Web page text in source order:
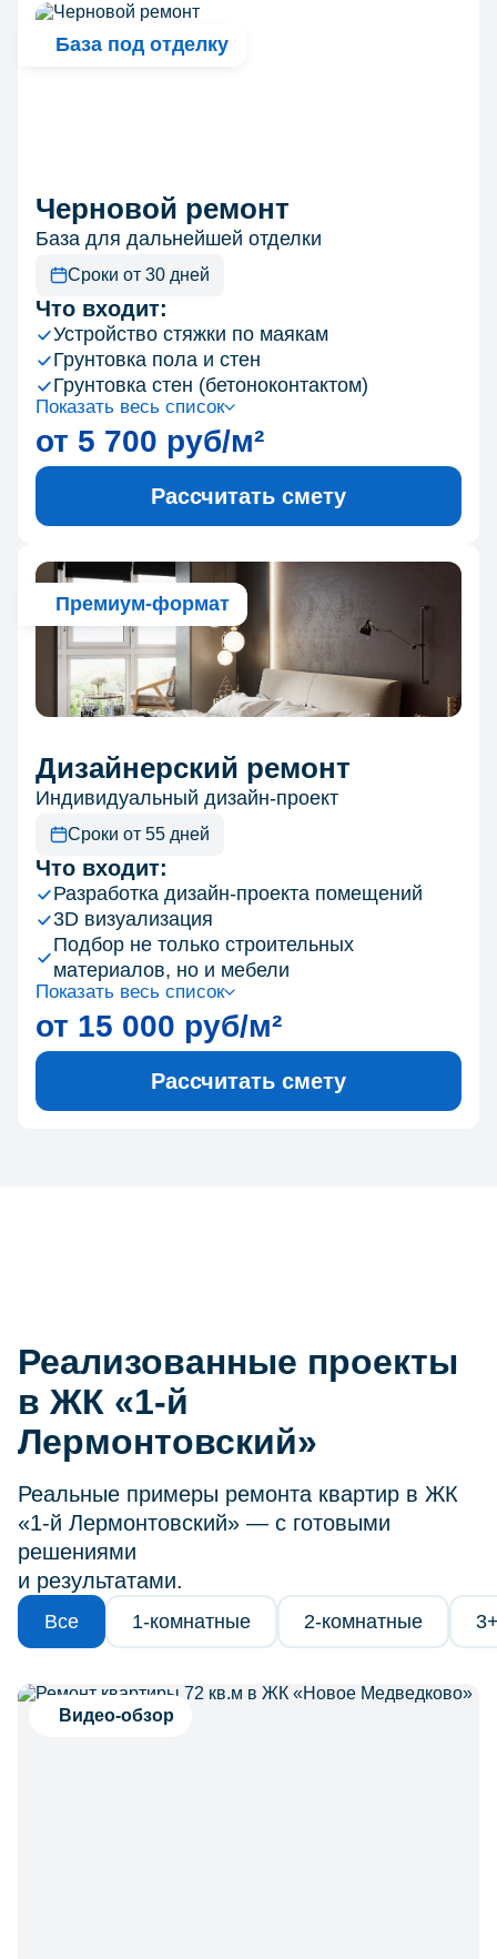
База под отделку
Черновой ремонт
База для дальнейшей отделки
Сроки от 30 дней
Что входит:
Устройство стяжки по маякам
Грунтовка пола и стен
Грунтовка стен (бетоноконтактом)
Показать весь список
от 5 700 руб/м²
Рассчитать смету
Премиум-формат
Дизайнерский ремонт
Индивидуальный дизайн-проект
Сроки от 55 дней
Что входит:
Разработка дизайн-проекта помещений
3D визуализация
Подбор не только строительных
материалов, но и мебели
Показать весь список
от 15 000 руб/м²
Рассчитать смету
Реализованные проекты
в ЖК «1-й
Лермонтовский»
Реальные примеры ремонта квартир в ЖК
«1-й Лермонтовский» — с готовыми
решениями
и результатами.
Все 1-комнатные 2-комнатные
Видео-обзор